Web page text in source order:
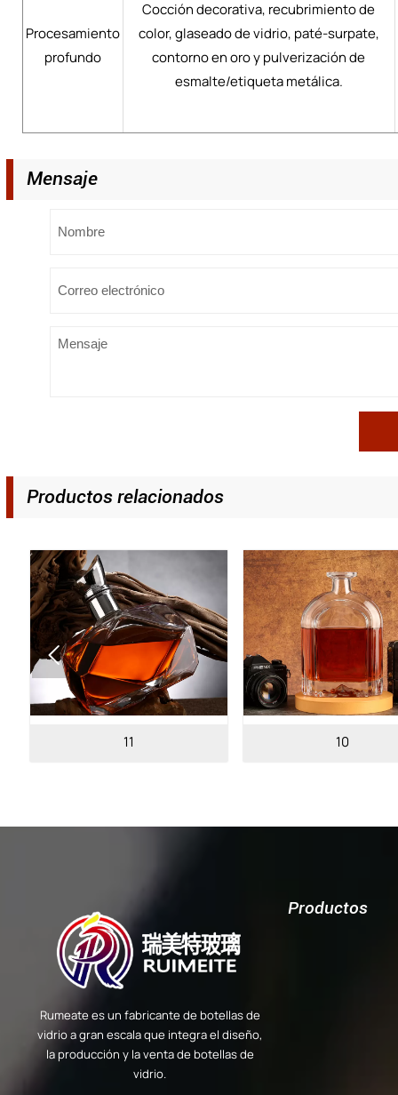
Procesamiento
profundo
Cocción decorativa, recubrimiento de
color, glaseado de vidrio, paté-surpate,
contorno en oro y pulverización de
esmalte/etiqueta metálica.
Mensaje
Productos relacionados
10 06

Rumeate es un fabricante de botellas de
vidrio a gran escala que integra el diseño,
la producción y la venta de botellas de
vidrio.
Productos